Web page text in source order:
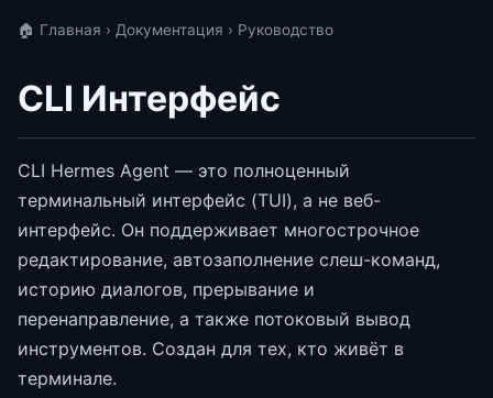
🏠 Главная › Документация › Руководство
CLI Интерфейс
CLI Hermes Agent — это полноценный
терминальный интерфейс (TUI), а не веб-
интерфейс. Он поддерживает многострочное
редактирование, автозаполнение слеш-команд,
историю диалогов, прерывание и
перенаправление, а также потоковый вывод
инструментов. Создан для тех, кто живёт в
терминале.